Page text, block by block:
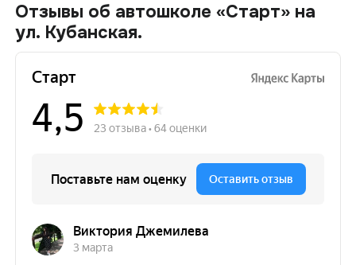
Отзывы об автошколе «Старт» на
ул. Кубанская.